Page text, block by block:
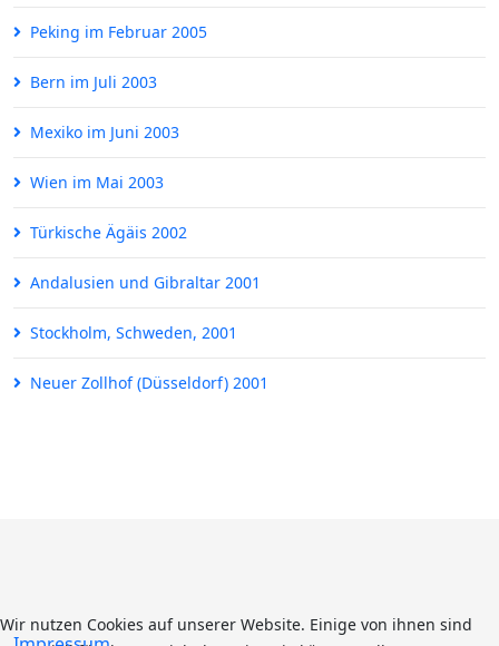
Peking im Februar 2005
Bern im Juli 2003
Mexiko im Juni 2003
Wien im Mai 2003
Türkische Ägäis 2002
Andalusien und Gibraltar 2001
Stockholm, Schweden, 2001
Neuer Zollhof (Düsseldorf) 2001
Wir nutzen Cookies auf unserer Website. Einige von ihnen sind